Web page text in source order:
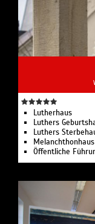
Lutherhaus
Luthers
Luthers
Melanchthonhaus
Öffentliche